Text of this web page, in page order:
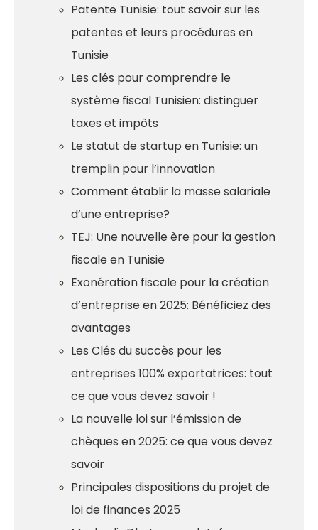
Patente Tunisie: tout savoir sur les
patentes et leurs procédures en
Tunisie
Les clés pour comprendre le
système fiscal Tunisien: distinguer
taxes et impôts
Le statut de startup en Tunisie: un
tremplin pour l’innovation
Comment établir la masse salariale
d’une entreprise?
TEJ: Une nouvelle ère pour la gestion
fiscale en Tunisie
Exonération fiscale pour la création
d’entreprise en 2025: Bénéficiez des
avantages
Les Clés du succès pour les
entreprises 100% exportatrices: tout
ce que vous devez savoir !
La nouvelle loi sur l’émission de
chèques en 2025: ce que vous devez
savoir
Principales dispositions du projet de
loi de finances 2025